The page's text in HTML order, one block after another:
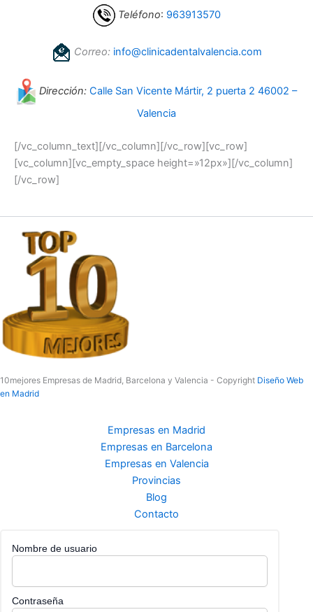
Teléfono: 963913570
Correo: info@clinicadentalvalencia.com
Dirección: Calle San Vicente Mártir, 2 puerta 2 46002 –
Valencia
[/vc_column_text][/vc_column][/vc_row][vc_row]
[vc_column][vc_empty_space height=»12px»][/vc_column]
[/vc_row]
10mejores Empresas de Madrid, Barcelona y Valencia - Copyright Diseño Web
en Madrid
Empresas en Madrid
Empresas en Barcelona
Empresas en Valencia
Provincias
Blog
Contacto
Nombre de usuario
Contraseña